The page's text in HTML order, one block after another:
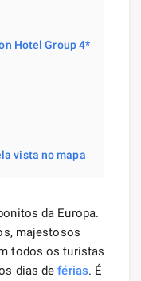
Hotel Group 4*
vista no mapa
da Europa.
majestosos
todos os turistas
dias deférias. É